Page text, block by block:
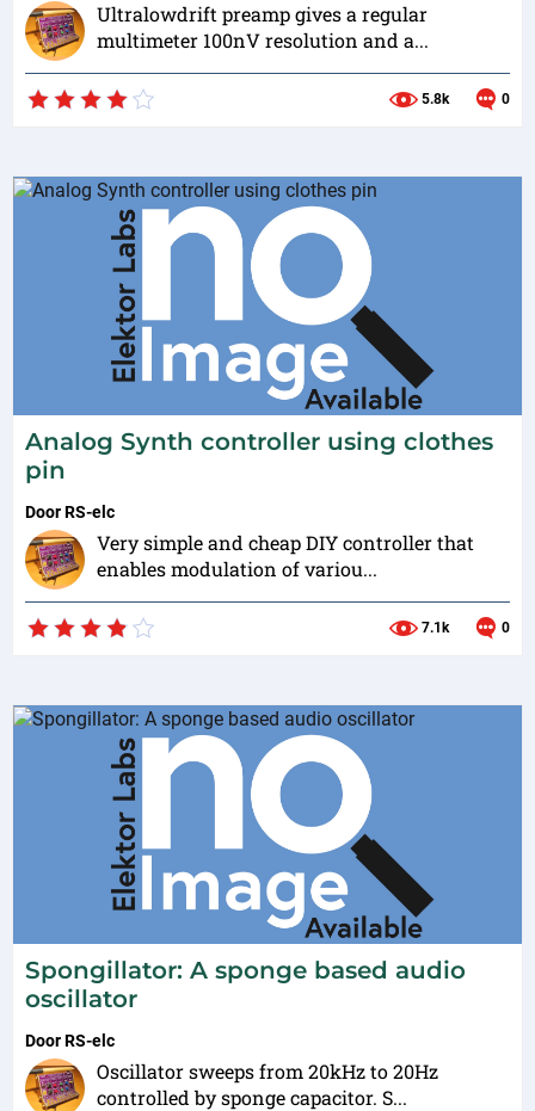
Ultralowdrift preamp gives a regular
multimeter 100nV resolution and a...
5.8k 0
Analog Synth controller using clothes
pin
DoorRS-elc
Very simple and cheap DIY controller that
enables modulation of variou...
7.1k 0
Spongillator: A sponge based audio
oscillator
DoorRS-elc
Oscillator sweeps from 20kHz to 20Hz
controlled by sponge capacitor. S...